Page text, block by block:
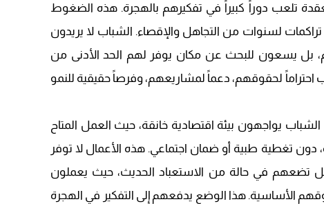
تلعب دوراً كبيراً في تفكيرهم بالهجرة. هذه الضغوط
لسنوات من التجاهل والإقصاء. الشباب لا يريدون
بل يسعون للبحث عن مكان يوفر لهم الحد الأدنى من
احتراماً لحقوقهم، دعماً لمشاريعهم، وفرصاً حقيقية للنمو
يواجهون بيئة اقتصادية خانقة، حيث العمل المتاح
دون تغطية طبية أو ضمان اجتماعي. هذه الأعمال لا توفر
بل تضعهم في حالة من الاستعباد الحديث، حيث يعملون
الأساسية. هذا الوضع يدفعهم إلى التفكير في الهجرة